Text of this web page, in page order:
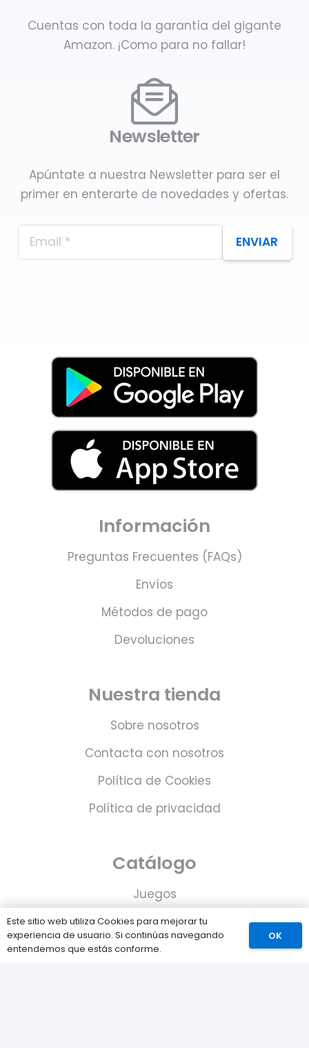
Cuentas con toda la garantía del gigante
Amazon. ¡Como para no fallar!
Newsletter
Apúntate a nuestra Newsletter para ser el
primer en enterarte de novedades y ofertas.
ENVIAR
Información
Preguntas Frecuentes (FAQs)
Envíos
Métodos de pago
Devoluciones
Nuestra tienda
Sobre nosotros
Contacta con nosotros
Política de Cookies
Política de privacidad
Catálogo
Juegos
Consolas
Accesorios para tu PS5
Este sitio web utiliza Cookies para mejorar tu
experiencia de usuario. Si continúas navegando
entendemos que estás conforme.
OK